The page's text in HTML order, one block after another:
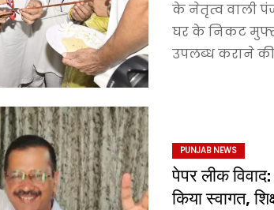
के नेतृत्व वाली
घर के निकट मुफ्त
उपलब्ध कराने
PUNJAB NEWS
पेपर लीक
किया स्वागत,